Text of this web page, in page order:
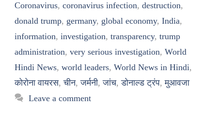
Coronavirus, coronavirus infection, destruction,
donald trump, germany, global economy, India,
information, investigation, transparency, trump
administration, very serious investigation, World
Hindi News, world leaders, World News in Hindi,
कोरोना वायरस,चीन,जर्मनी,जांच,डोनाल्ड ट्रंप,मुआवजा
Leave a comment